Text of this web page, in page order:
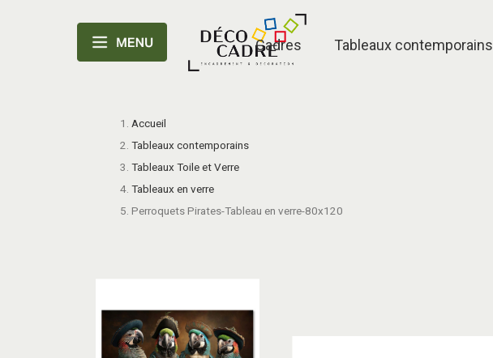
Cadres Tableaux contemporains
Accueil
Tableaux contemporains
Tableaux Toile et Verre
Tableaux en verre
Perroquets Pirates-Tableau en verre-80x120